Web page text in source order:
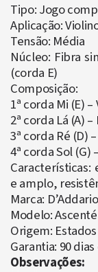
Tipo: Jogo
Aplicação:
Tensão: Média
Núcleo: Fibra
(corda E)
Composição:
1ª corda Mi (E)
2ª corda Lá (A)
3ª corda Ré (D)
4ª corda Sol
e amplo,
Marca:
Modelo:
Origem:
Garantia: 90
Observações: